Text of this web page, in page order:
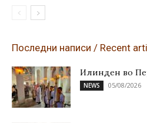
Последни написи / Recent
Илинден во
NEWS 05/08/2026